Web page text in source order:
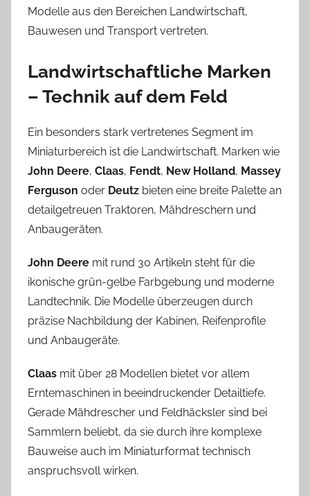
Modelle aus den Bereichen Landwirtschaft,
Bauwesen und Transport vertreten.
Landwirtschaftliche Marken
– Technik auf dem Feld
Ein besonders stark vertretenes Segment im
Miniaturbereich ist die Landwirtschaft. Marken wie
John Deere, Claas, Fendt, New Holland, Massey
Ferguson oder Deutz bieten eine breite Palette an
detailgetreuen Traktoren, Mähdreschern und
Anbaugeräten.
John Deere mit rund 30 Artikeln steht für die
ikonische grün-gelbe Farbgebung und moderne
Landtechnik. Die Modelle überzeugen durch
präzise Nachbildung der Kabinen, Reifenprofile
und Anbaugeräte.
Claas mit über 28 Modellen bietet vor allem
Erntemaschinen in beeindruckender Detailtiefe.
Gerade Mähdrescher und Feldhäcksler sind bei
Sammlern beliebt, da sie durch ihre komplexe
Bauweise auch im Miniaturformat technisch
anspruchsvoll wirken.